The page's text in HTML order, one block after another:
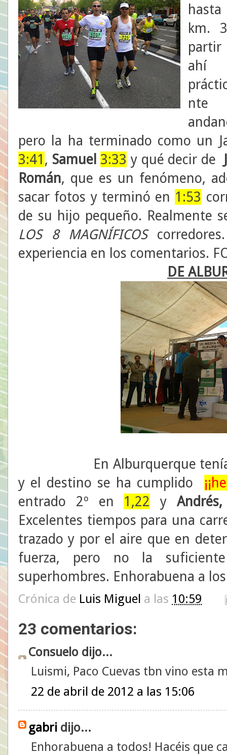
km.
ahí
nte
pero la ha terminado como un
3:41 , Samuel 3:33 y qué decir de
Román, que es un fenómeno,
sacar fotos y terminó en 1:53
de su hijo pequeño. Realmente
LOS 8 MAGNÍFICOS
experiencia en los comentarios.
DE
En Alburquerque
y el destino se ha cumplido
entrado 2º en 1,22 yAndrés,
Excelentes tiempos para una
trazado y por el aire que en
fuerza, pero no la
superhombres. Enhorabuena a
Crónica de Luis Miguel a las 10:59
23 comentarios:
Consuelo dijo...
Luismi, Paco Cuevas tbn vino esta
22 de abril de 2012 a las 15:06
gabri dijo...
Enhorabuena a todos! Hacéis que